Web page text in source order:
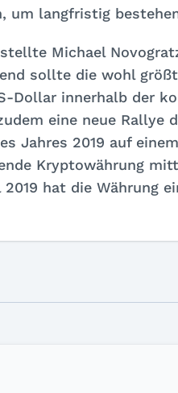
um langfristig
Michael
sollte die wohl
Dollar innerhalb der
eine neue Rallye
Jahres 2019 auf
Kryptowährung
hat die Währung